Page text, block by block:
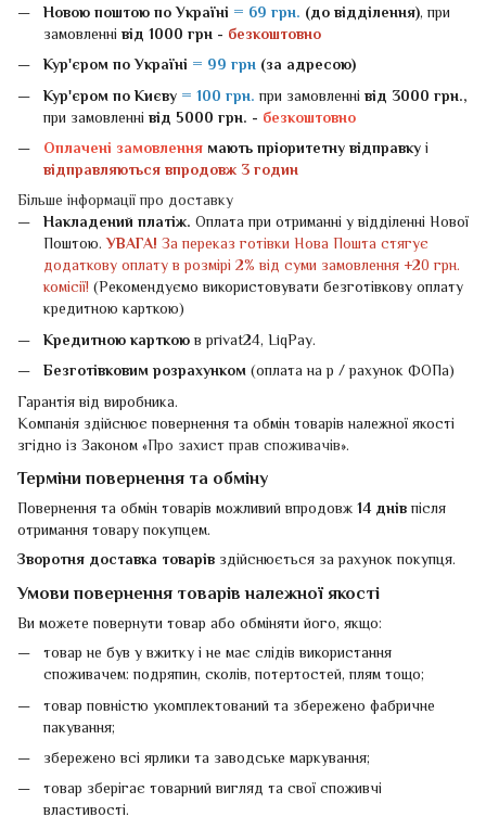
Новою поштоюпо Україні = 69 грн. (до відділення), при
замовленні від 1000 грн - безкоштовно
Кур'єром по Україні = 99 грн (за адресою)
Кур'єром по Києву = 100 грн. при замовленні від 3000 грн.,
при замовленні від 5000 грн. - безкоштовно
Оплачені замовлення мають пріоритетну відправкуі
відправляються впродовж 3 годин
Більше інформації про доставку
Накладений платіж. Оплата при отриманні у відділенні Нової
Поштою.УВАГА! За переказ готівки Нова Пошта стягує
додаткову оплату в розмірі 2% від суми замовлення +20 грн.
комісії! (Рекомендуємо використовувати безготівкову оплату
кредитною карткою)
Кредитною карткоюв privat24, LiqPay.
Безготівковим розрахунком(оплата на р / рахунок ФОПа)
Гарантія від виробника.
Компанія здійснює повернення та обмін товарів належної якості
згідно із Законом «Про захист прав споживачів».
Терміни повернення та обміну
Повернення та обмін товарів можливий впродовж14 днівпісля
отримання товару покупцем.
Зворотня доставка товарів здійснюється за рахунок покупця.
Умови повернення товарів належної якості
Ви можете повернути товар або обміняти його, якщо:
товар не був у вжитку і не має слідів використання
споживачем: подряпин, сколів, потертостей, плям тощо;
товар повністю укомплектований та збережено фабричне
пакування;
збережено всі ярлики та заводське маркування;
товар зберігає товарний вигляд та свої споживчі
властивості.